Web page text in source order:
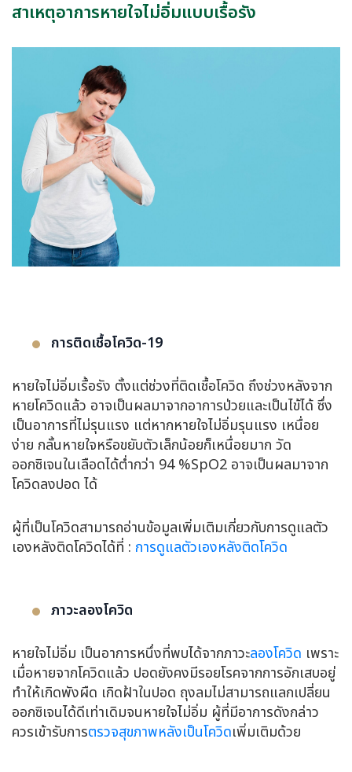
สาเหตุอาการหายใจไม่อิ่มแบบเรื้อรัง
การติดเชื้อโควิด-19
หายใจไม่อิ่มเรื้อรัง ตั้งแต่ช่วงที่ติดเชื้อโควิด ถึงช่วงหลังจาก
หายโควิดแล้ว อาจเป็นผลมาจากอาการป่วยและเป็นไข้ได้ ซึ่ง
เป็นอาการที่ไม่รุนแรง แต่หากหายใจไม่อิ่มรุนแรง เหนื่อย
ง่าย กลั้นหายใจหรือขยับตัวเล็กน้อยก็เหนื่อยมาก วัด
ออกซิเจนในเลือดได้ต่ำกว่า 94 %SpO2 อาจเป็นผลมาจาก
โควิดลงปอด ได้
ผู้ที่เป็นโควิดสามารถอ่านข้อมูลเพิ่มเติมเกี่ยวกับการดูแลตัว
เองหลังติดโควิดได้ที่ : การดูแลตัวเองหลังติดโควิด
ภาวะลองโควิด
หายใจไม่อิ่ม เป็นอาการหนึ่งที่พบได้จากภาวะลองโควิด เพราะ
เมื่อหายจากโควิดแล้ว ปอดยังคงมีรอยโรคจากการอักเสบอยู่
ทำให้เกิดพังผืด เกิดฝ้าในปอด ถุงลมไม่สามารถแลกเปลี่ยน
ออกซิเจนได้ดีเท่าเดิมจนหายใจไม่อิ่ม ผู้ที่มีอาการดังกล่าว
ควรเข้ารับการตรวจสุขภาพหลังเป็นโควิดเพิ่มเติมด้วย